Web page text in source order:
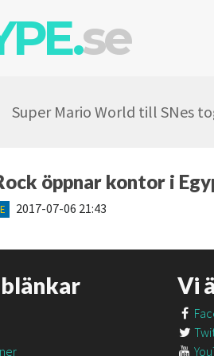
se
Super Mario World till SNes
öppnar kontor i
2017-07-06 21:43
Vi